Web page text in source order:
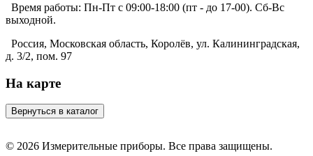
Время работы: Пн-Пт с 09:00-18:00 (пт - до 17-00). Сб-Вс
выходной.
Россия, Московская область, Королёв, ул. Калининградская,
д. 3/2, пом. 97
На карте
© 2026 Измерительные приборы. Все права защищены.